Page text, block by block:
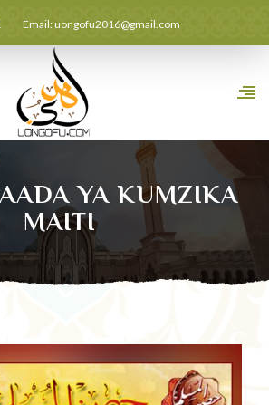
Email:uongofu2016@gmail.com
YA KUMZIKA
MAITI